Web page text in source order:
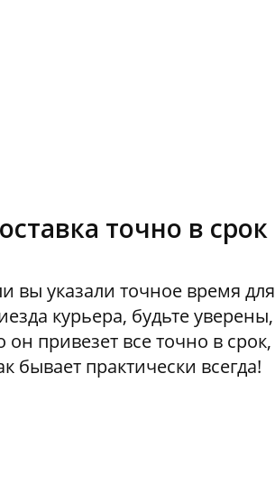
точно в срок
вы указали точное время для
курьера, будьте уверены,
он привезет все точно в срок,
бывает практически всегда!